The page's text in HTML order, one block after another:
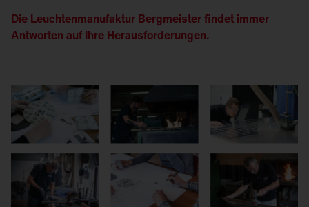
Die Leuchtenmanufaktur Bergmeister findet immer
Antworten auf Ihre Herausforderungen.